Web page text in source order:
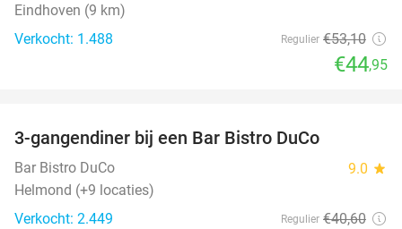
Eindhoven (9 km)
Verkocht: 1.488
Regulier €53,10
€44,95
3-gangendiner bij een Bar Bistro DuCo
Bar Bistro DuCo 9.0 star
Helmond (+9 locaties)
Verkocht: 2.449
Regulier €40,60